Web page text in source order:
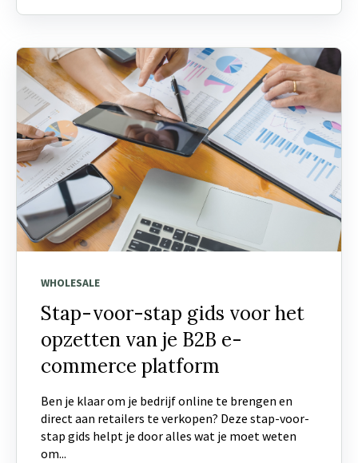
WHOLESALE
Stap-voor-stap gids voor het
opzetten van je B2B e-
commerce platform
Ben je klaar om je bedrijf online te brengen en
direct aan retailers te verkopen? Deze stap-voor-
stap gids helpt je door alles wat je moet weten
om...